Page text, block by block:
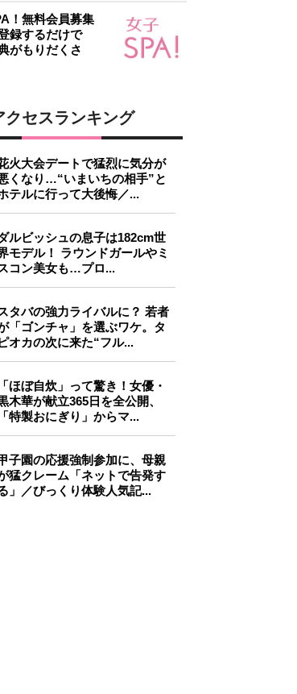
！無料会員募集
録するだけで
がもりだくさ
クセスランキング
火大会デートで猛烈に気分が
くなり…“いまいちの相手”と
テルに行って大後悔／...
ルビッシュの息子は182cm世
モデル！ ラウンドガールやミ
コン美女も…プロ...
タバの強力ライバルに？ 若者
「ゴンチャ」を選ぶワケ。タ
オカの次に来た“フル...
「ほぼ自炊」って驚き！女優・
木華が献立365日を全公開、
「特製おにぎり」からマ...
子園の応援強制参加に、母親
猛クレーム「ネットで告発す
」／びっくり体験人気記...